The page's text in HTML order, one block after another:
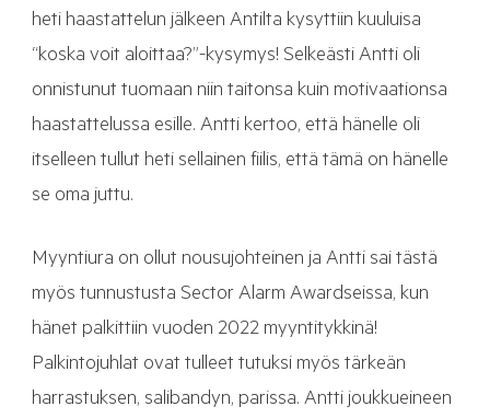
heti haastattelun jälkeen Antilta kysyttiin kuuluisa
“koska voit aloittaa?”-kysymys! Selkeästi Antti oli
onnistunut tuomaan niin taitonsa kuin motivaationsa
haastattelussa esille. Antti kertoo, että hänelle oli
itselleen tullut heti sellainen fiilis, että tämä on hänelle
se oma juttu.
Myyntiura on ollut nousujohteinen ja Antti sai tästä
myös tunnustusta Sector Alarm Awardseissa, kun
hänet palkittiin vuoden 2022 myyntitykkinä!
Palkintojuhlat ovat tulleet tutuksi myös tärkeän
harrastuksen, salibandyn, parissa. Antti joukkueineen